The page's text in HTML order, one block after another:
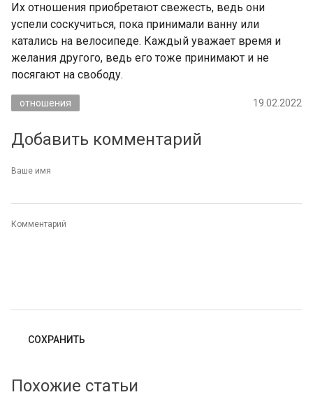
Их отношения приобретают свежесть, ведь они
успели соскучиться, пока принимали ванну или
катались на велосипеде. Каждый уважает время и
желания другого, ведь его тоже принимают и не
посягают на свободу.
отношения 19.02.2022
Добавить комментарий
Ваше имя
Комментарий
Похожие статьи